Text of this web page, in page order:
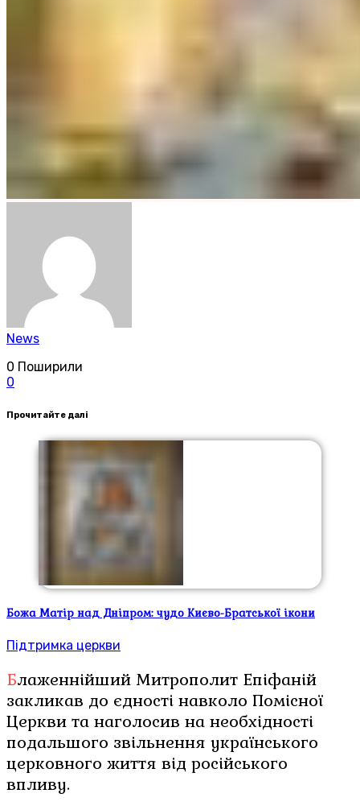
News
0 Поширили
0
Прочитайте далі
Божа Матір над Дніпром: чудо Києво-Братської ікони
Підтримка церкви
Блаженнійший Митрополит Епіфаній
закликав до єдності навколо Помісної
Церкви та наголосив на необхідності
подальшого звільнення українського
церковного життя від російського
впливу.